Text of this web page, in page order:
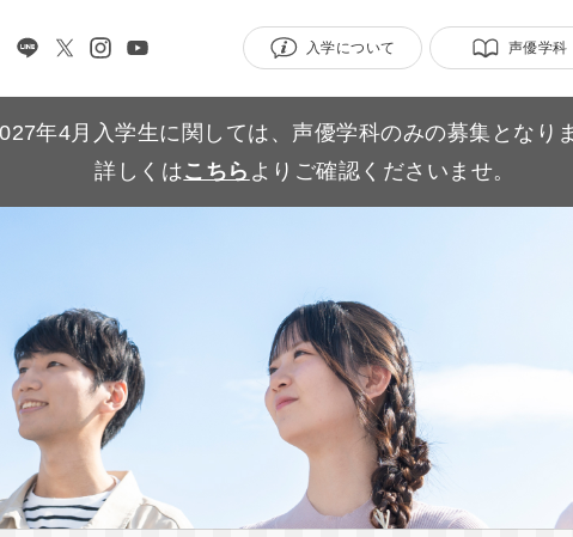
入学について 声優学科
年4月入学生に関しては、声優学科のみの募集となり
詳しくはこちら よりご確認くださいませ。